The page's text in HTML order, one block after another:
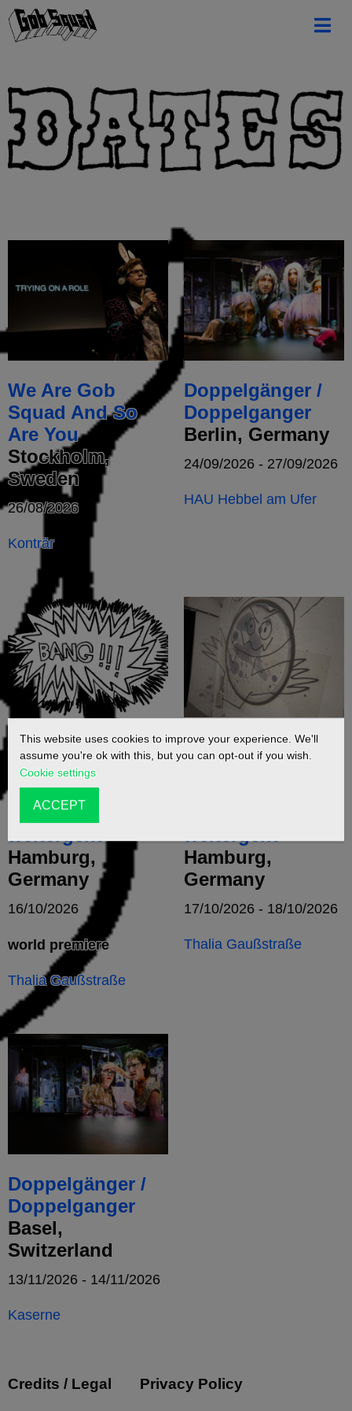
We Are Gob
Squad And So
Are You
Stockholm,
Sweden
26/08/2026
Konträr
Doppelgänger /
Doppelganger
Berlin, Germany
24/09/2026 - 27/09/2026
HAU Hebbel am Ufer
Das Wutschwert
muss man
herausziehen,
bevor es
weitergeht
Hamburg,
Germany
16/10/2026
world premiere
Thalia Gaußstraße
Das Wutschwert
muss man
weitergeht
Hamburg,
Germany
17/10/2026 - 18/10/2026
Thalia Gaußstraße
Doppelgänger /
Doppelganger
Basel,
Switzerland
13/11/2026 - 14/11/2026
Kaserne
Credits / Legal Privacy Policy
This website uses cookies to improve your experience. We'll
assume you're ok with this, but you can opt-out if you wish.
Cookie settings
ACCEPT